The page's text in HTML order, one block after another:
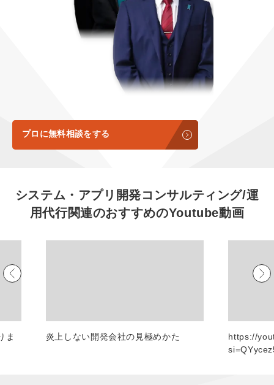
YouTubeディレクター
ミッション・ビジョン・バリュー
代表メッセージ（岩野圭佑）
取締役メッセージ（株本祐己）
動画ディレクター
正社員
マーケマネージャー
カスタマーサクセスマネージャー
内部監査室長
プロに無料相談をする
システム・アプリ開発コンサルティング/運
用代行関連のおすすめのYoutube動画
ま 炎上しない開発会社の見極めかた
https://